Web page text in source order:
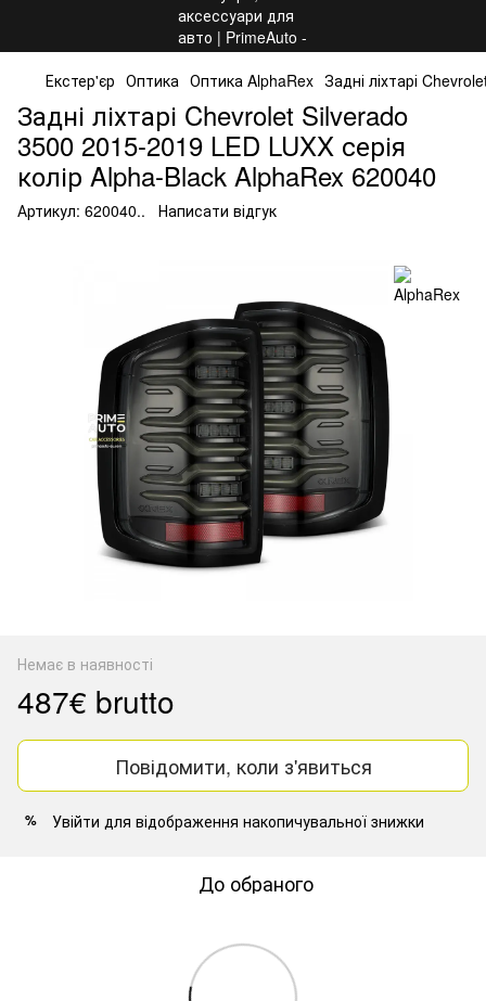
Екстер'єр Оптика Оптика AlphaRex Задні ліхтарі
Задні ліхтарі Chevrolet Silverado
3500 2015-2019 LED LUXX серія
колір Alpha-Black AlphaRex 620040
Артикул: 620040.. Написати відгук
Немає в наявності
487€ brutto
Повідомити, коли з'явиться
% Увійти для відображення накопичувальної знижки
До обраного